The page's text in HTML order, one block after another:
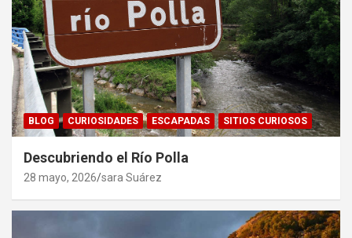
BLOG CURIOSIDADES ESCAPADAS SITIOS CURIOSOS
Descubriendo el Río Polla
28 mayo, 2026 sara Suárez